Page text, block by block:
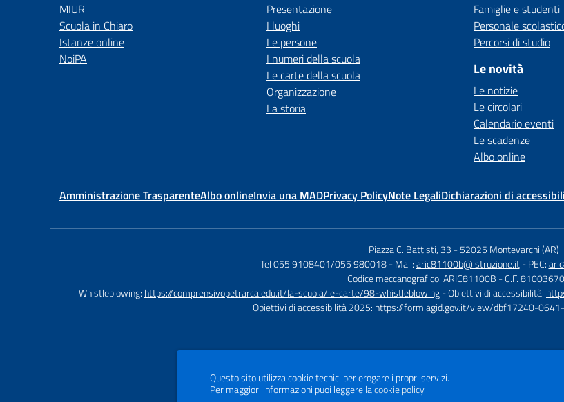
MIUR
Scuola in Chiaro
Istanze online
NoiPA
Presentazione
I luoghi
Le persone
I numeri della scuola
Le carte della scuola
Organizzazione
La storia
Famiglie e studenti
Personale
Percorsi di studio
Le novità
Le notizie
Le circolari
Calendario eventi
Le scadenze
Albo online
Amministrazione TrasparenteAlbo onlineInvia una MADPrivacy PolicyNote LegaliDichiarazioni di
Piazza C. Battisti, 33 -52025 Montevarchi (AR)
Tel 055 9108401/055 980018 - Mail:aric81100b@istruzione.it - PEC:
Codice meccanografico: ARIC81100B - C.F.
Whistleblowing: https://comprensivopetrarca.edu.it/la-scuola/le-carte/98-whistleblowing- Obiettivi di accessibilità:
Obiettivi di accessibilità 2025: https://form.agid.gov.it/view/dbf17240-
Questo sito utilizza cookie tecnici per erogare i propri servizi.
Per maggiori informazioni puoi leggere lacookie policy.